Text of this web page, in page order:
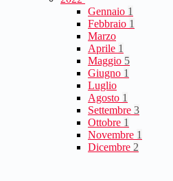
Gennaio 1
Febbraio 1
Marzo
Aprile 1
Maggio 5
Giugno 1
Luglio
Agosto 1
Settembre 3
Ottobre 1
Novembre 1
Dicembre 2